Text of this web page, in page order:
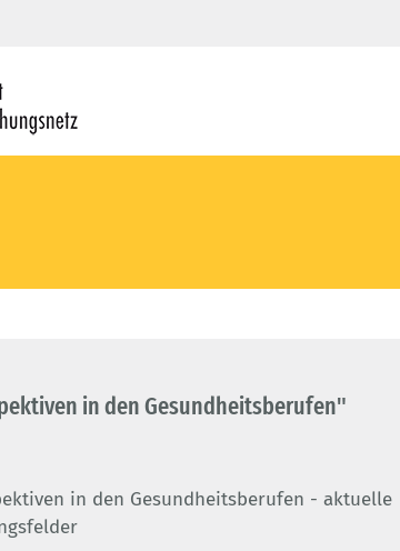
in den Gesundheitsberufen"
in den Gesundheitsberufen - aktuelle